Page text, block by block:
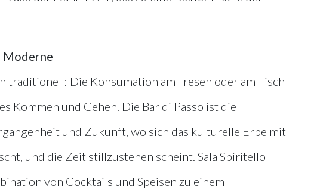
Moderne
traditionell: Die Konsumation am Tresen oder am Tisch
Kommen und Gehen. Die Bar di Passo ist die
und Zukunft, wo sich das kulturelle Erbe mit
und die Zeit stillzustehen scheint. Sala Spiritello
von Cocktails und Speisen zu einem